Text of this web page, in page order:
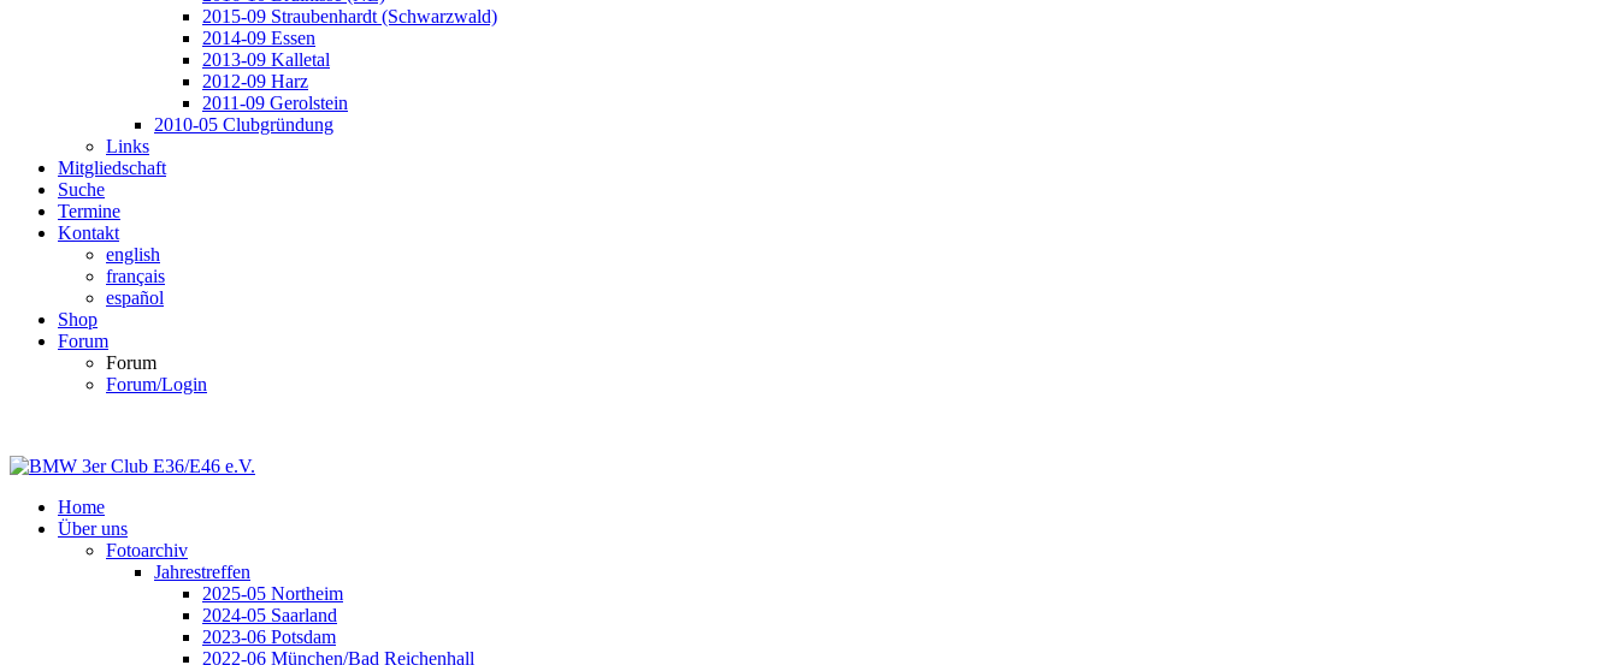
2015-09 Straubenhardt (Schwarzwald)
2014-09 Essen
2013-09 Kalletal
2012-09 Harz
2011-09 Gerolstein
2010-05 Clubgründung
Links
Mitgliedschaft
Suche
Termine
Kontakt
english
français
español
Shop
Forum
Forum
Forum/Login
Home
Über uns
Fotoarchiv
Jahrestreffen
2025-05 Northeim
2024-05 Saarland
2023-06 Potsdam
2022-06 München/Bad Reichenhall